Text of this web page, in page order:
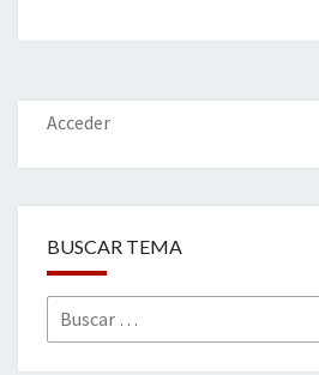
o
o
k
er dI
n
l
Acceder
BUSCAR TEMA
Buscar
por: